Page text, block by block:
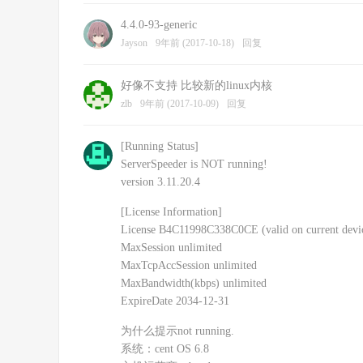
4.4.0-93-generic
Jayson 9年前 (2017-10-18) 回复
好像不支持 比较新的linux内核
zlb 9年前 (2017-10-09) 回复
[Running Status]
ServerSpeeder is NOT running!
version 3.11.20.4
[License Information]
License B4C11998C338C0CE (valid on current
MaxSession unlimited
MaxTcpAccSession unlimited
MaxBandwidth(kbps) unlimited
ExpireDate 2034-12-31
为什么提示not running.
系统：cent OS 6.8